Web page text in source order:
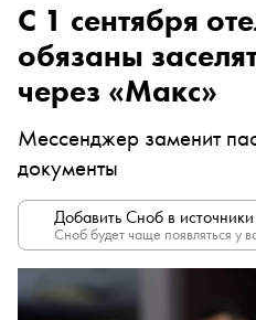
С 1 сентября
обязаны
через «Макс»
Мессенджер заменит
документы
Добавить Сноб в
Сноб будет чаще появляться у